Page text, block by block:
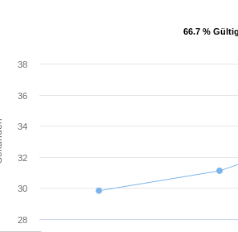
66.7 %
66.7 %
28
30
32
34
36
38